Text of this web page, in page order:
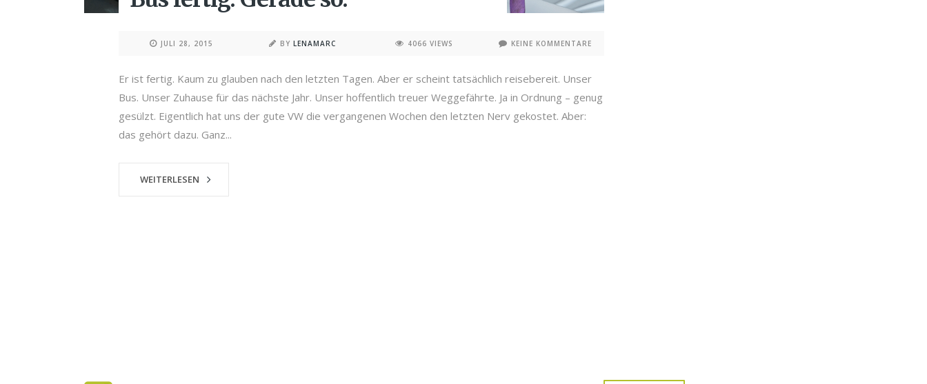
JULI 28, 2015 BY LENAMARC 4066 VIEWS KEINE KOMMENTARE
Er ist fertig. Kaum zu glauben nach den letzten Tagen. Aber er scheint tatsächlich reisebereit. Unser
Bus. Unser Zuhause für das nächste Jahr. Unser hoffentlich treuer Weggefährte. Ja in Ordnung – genug
gesülzt. Eigentlich hat uns der gute VW die vergangenen Wochen den letzten Nerv gekostet. Aber:
das gehört dazu. Ganz...
WEITERLESEN